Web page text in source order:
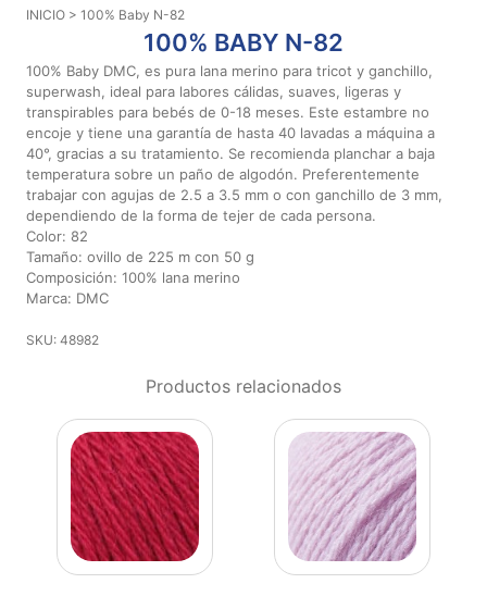
Aviso De
2026
Diseños
Para
Bordar
Distribuidores
INICIO > 100% Baby N-82
100% BABY N-82
100% Baby DMC, es pura lana merino para tricot y ganchillo,
superwash, ideal para labores cálidas, suaves, ligeras y
transpirables para bebés de 0-18 meses. Este estambre no
encoje y tiene una garantía de hasta 40 lavadas a máquina a
40°, gracias a su tratamiento. Se recomienda planchar a baja
temperatura sobre un paño de algodón. Preferentemente
trabajar con agujas de 2.5 a 3.5 mm o con ganchillo de 3 mm,
dependiendo de la forma de tejer de cada persona.
Color: 82
Tamaño: ovillo de 225 m con 50 g
Composición: 100% lana merino
Marca: DMC
SKU: 48982
Productos relacionados